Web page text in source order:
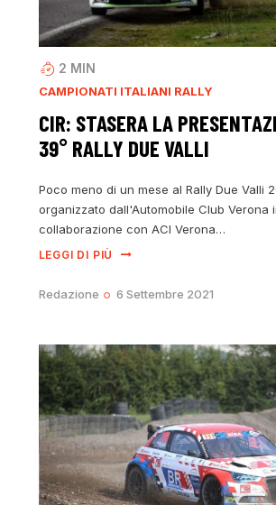
2 MIN
CAMPIONATI ITALIANI RALLY
CIR: STASERA LA
39° RALLY DUE VALLI
Poco meno di un mese al Rally Due Valli
organizzato dall'Automobile Club Verona
collaborazione con ACI Verona…
LEGGI DI PIÙ
Redazione 6 Settembre 2021